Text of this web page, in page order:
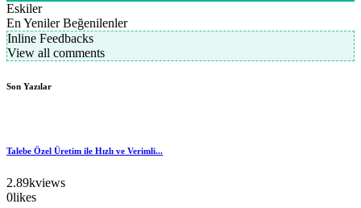
Eskiler
En Yeniler Beğenilenler
Inline Feedbacks
View all comments
Son Yazılar
Talebe Özel Üretim ile Hızlı ve Verimli...
2.89kviews
0likes